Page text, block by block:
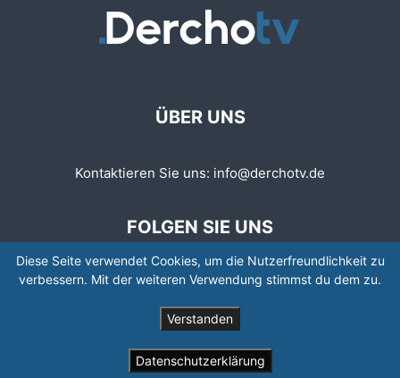
ÜBER UNS
Kontaktieren Sie uns: info@derchotv.de
FOLGEN SIE UNS
© © Copyright 2008 - 2026 | Newspaper by TagDiv
Diese Seite verwendet Cookies, um die Nutzerfreundlichkeit zu
verbessern. Mit der weiteren Verwendung stimmst du dem zu.
Verstanden
Datenschutzerklärung